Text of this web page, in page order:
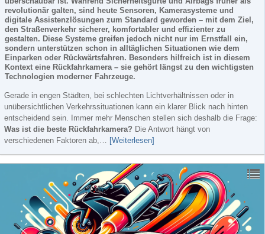
revolutionär galten, sind heute Sensoren, Kamerasysteme und
digitale Assistenzlösungen zum Standard geworden – mit dem Ziel,
den Straßenverkehr sicherer, komfortabler und effizienter zu
gestalten. Diese Systeme greifen jedoch nicht nur im Ernstfall ein,
sondern unterstützen schon in alltäglichen Situationen wie dem
Einparken oder Rückwärtsfahren. Besonders hilfreich ist in diesem
Kontext eine Rückfahrkamera – sie gehört längst zu den wichtigsten
Technologien moderner Fahrzeuge.
Gerade in engen Städten, bei schlechten Lichtverhältnissen oder in
unübersichtlichen Verkehrssituationen kann ein klarer Blick nach hinten
entscheidend sein. Immer mehr Menschen stellen sich deshalb die Frage:
Was ist die beste Rückfahrkamera? Die Antwort hängt von
verschiedenen Faktoren ab,… [Weiterlesen]